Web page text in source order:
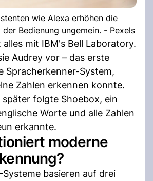
wie Alexa erhöhen die
Bedienung ungemein. - Pexels
mit IBM's Bell Laboratory.
Audrey vor – das erste
Spracherkenner-System,
Zahlen erkennen konnte.
folgte Shoebox, ein
Worte und alle Zahlen
erkannte.
moderne
Systeme basieren auf drei